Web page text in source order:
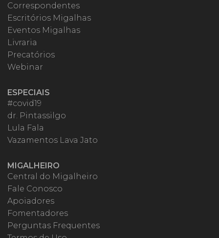
Correspondentes
Escritórios Migalhas
Eventos Migalhas
Livraria
Precatórios
Webinar
ESPECIAIS
#covid19
dr. Pintassilgo
Lula Fala
Vazamentos Lava Jato
MIGALHEIRO
Central do Migalheiro
Fale Conosco
Apoiadores
Fomentadores
Perguntas Frequentes